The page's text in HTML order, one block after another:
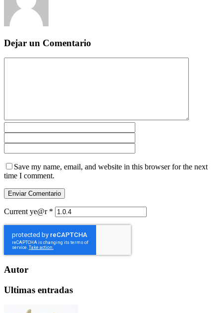
Dejar un Comentario
Save my name, email, and website in this browser for the next
time I comment.
Current ye@r *
Autor
Ultimas entradas